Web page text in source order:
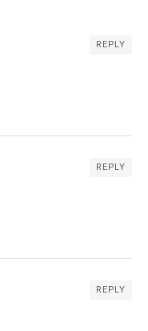
REPLY
REPLY
REPLY